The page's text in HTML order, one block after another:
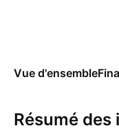
Vue d'ensemble
Résumé